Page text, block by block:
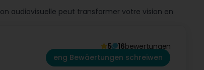
audiovisuelle peut transformer votre vision en
5 16bewertungen
eng Bewäertungen schreiwen